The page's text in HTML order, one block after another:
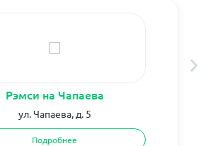
Рэмси на Чапаева
ул. Чапаева, д. 5
Подробнее